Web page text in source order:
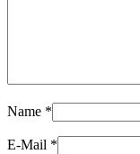
Name *
E-Mail *